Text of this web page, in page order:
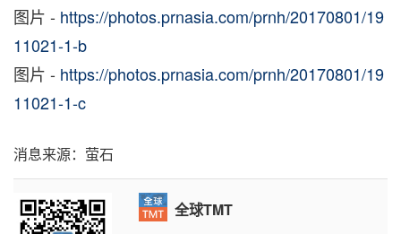
图片 - https://photos.prnasia.com/prnh/20170801/19
11021-1-b
图片 - https://photos.prnasia.com/prnh/20170801/19
11021-1-c
消息来源：萤石
全球TMT